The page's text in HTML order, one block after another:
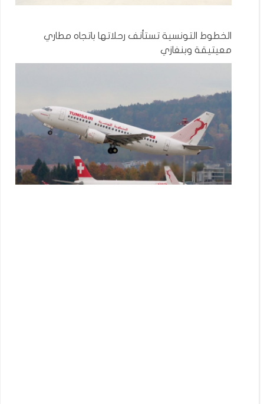
الخطوط التونسية تستأنف رحلاتها باتجاه مطاري
معيتيقة وبنغازي